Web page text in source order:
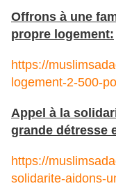
Offrons à une
propre logement:
https://
logement-2-500-
Appel à la
grande détresse
https://
solidarite-aidons-